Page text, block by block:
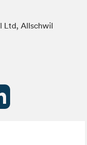
Ltd, Allschwil